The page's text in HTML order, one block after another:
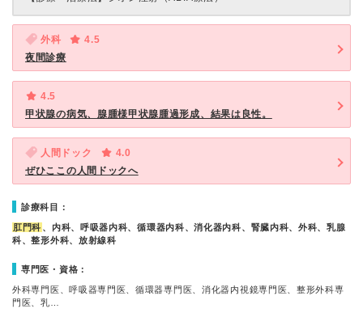
外科
4.5
夜間診療
4.5
甲状腺の病気、腺腫様甲状腺腫過形成、結果は良性。
人間ドック
4.0
ぜひここの人間ドックへ
診療科目：
肛門科 、内科、呼吸器内科、循環器内科、消化器内科、腎臓内科、外科、乳腺
科、整形外科、放射線科
専門医・資格：
外科専門医、呼吸器専門医、循環器専門医、消化器内視鏡専門医、整形外科専
門医、乳…